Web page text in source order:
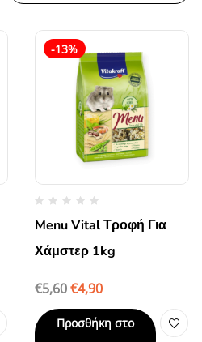
-13%
Menu Vital Τροφή Για
Χάμστερ 1kg
€5,60€4,90
Προσθήκη στο